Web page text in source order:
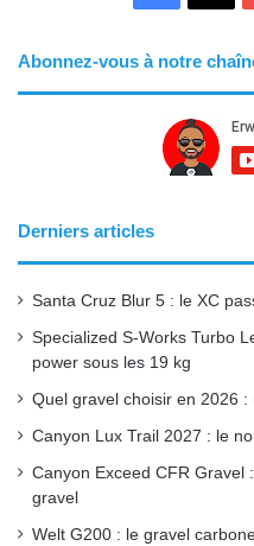
e
b
o
Abonnez-vous à notre
Derniers articles
Santa Cruz Blur 5 : le XC
Specialized S-Works Turbo
power sous les 19 kg
Quel gravel choisir en 2026
Canyon Lux Trail 2027 : le
Canyon Exceed CFR Gravel
gravel
Welt G200 : le gravel